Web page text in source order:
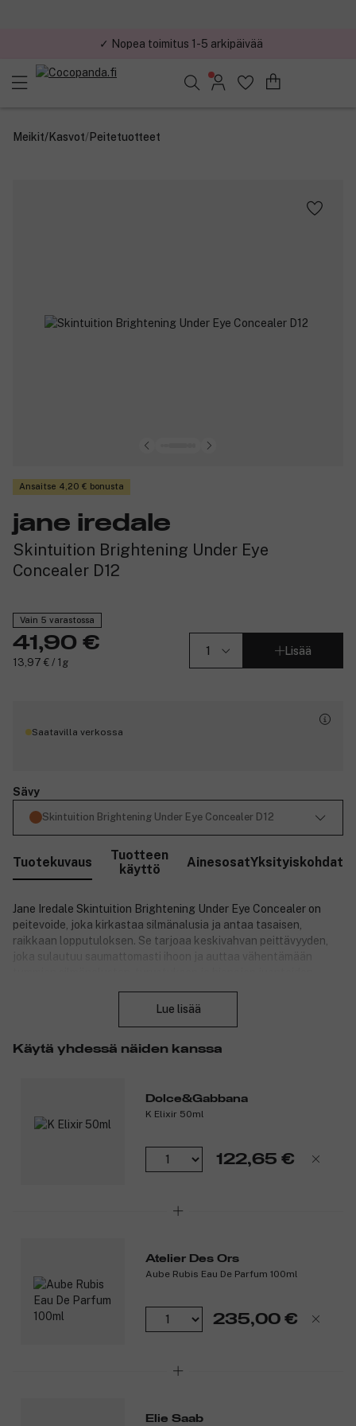
✓ Turvallinen verkkokauppa
Löydä suosikkisi 25.311 tuotteen joukosta..
Meikit/Kasvot/Peitetuotteet
Ansaitse 4,20 € bonusta
jane iredale
Skintuition Brightening Under Eye
Concealer D12
Vain 5 varastossa
41,90 €
13,97 € / 1g
Lisää
Saatavilla verkossa
Sävy
Skintuition Brightening Under Eye Concealer D12
Tuotekuvaus
Tuotteen
käyttö
AinesosatYksityiskohdat
Jane Iredale Skintuition Brightening Under Eye Concealer on
peitevoide, joka kirkastaa silmänalusia ja antaa tasaisen,
raikkaan lopputuloksen. Se tarjoaa keskivahvan peittävyyden,
joka sulautuu saumattomasti ihoon ja auttaa vähentämään
lopputulos on luonnollinen ilman, että tuote kertyy juonteisiin. Se
Active Peptide Complex -yhdisteellä, joka auttaa tasoittamaan
Vähentää tummien silmänalusten ja hienojen juonteiden
Lue lisää
Käytä yhdessä näiden kanssa
Dolce&Gabbana
K Elixir 50ml
122,65 €
Atelier Des Ors
Aube Rubis Eau De Parfum 100ml
235,00 €
Elie Saab